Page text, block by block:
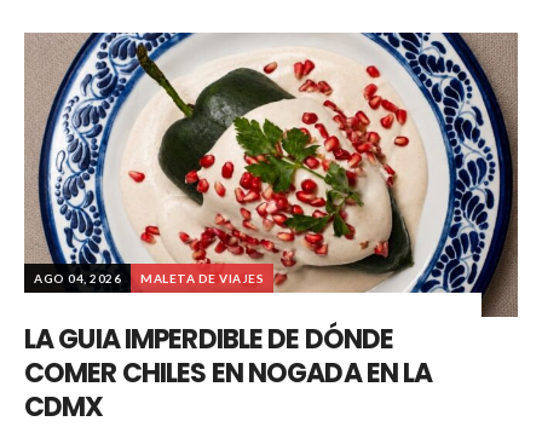
AGO 04, 2026 MALETA DE VIAJES
LA GUIA IMPERDIBLE DE DÓNDE
COMER CHILES EN NOGADA EN LA
CDMX